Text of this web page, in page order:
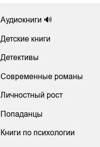
Аудиокниги 🔊
Детские книги
Детективы
Современные романы
Личностный рост
Попаданцы
Книги по психологии